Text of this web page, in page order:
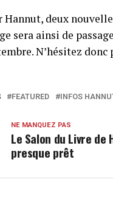
Hannut, deux
sera ainsi de
N’hésitez
FEATURED INFOS
NE MANQUEZ PAS
Le Salon du Livre de
presque prêt